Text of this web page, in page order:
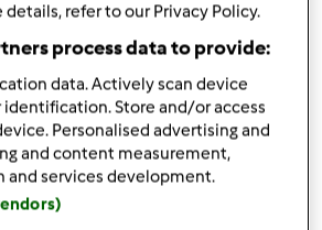
alla lista della spesa
ti serviranno
details, refer to our Privacy Policy.
process data to provide:
data. Actively scan device
Store and/or access
Personalised advertising and
and content measurement,
and services development.